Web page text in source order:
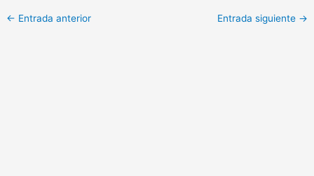
← Entrada anterior Entrada siguiente →